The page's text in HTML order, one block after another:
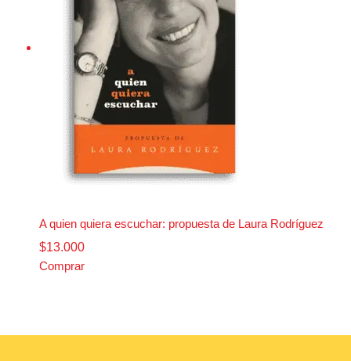
A quien quiera escuchar: propuesta de Laura Rodríguez
$13.000
Comprar